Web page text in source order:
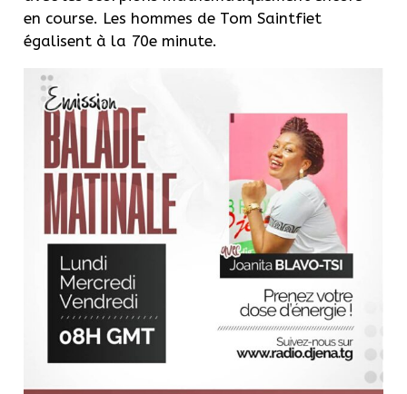
en course. Les hommes de Tom Saintfiet
égalisent à la 70e minute.